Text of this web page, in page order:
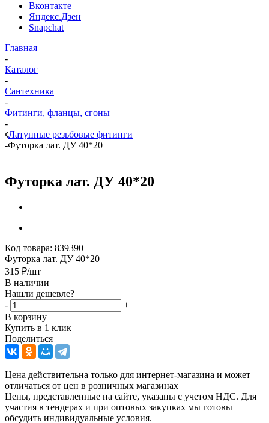
Вконтакте
Яндекс.Дзен
Snapchat
Главная
-
Каталог
-
Сантехника
-
Фитинги, фланцы, сгоны
-
Латунные резьбовые фитинги
-Футорка лат. ДУ 40*20
Футорка лат. ДУ 40*20
Код товара: 839390
Футорка лат. ДУ 40*20
315 ₽/шт
В наличии
Нашли дешевле?
-
+
В корзину
Купить в 1 клик
Поделиться
Цена действительна только для интернет-магазина и может
отличаться от цен в розничных магазинах
Цены, представленные на сайте, указаны с учетом НДС. Для
участия в тендерах и при оптовых закупках мы готовы
обсудить индивидуальные условия.